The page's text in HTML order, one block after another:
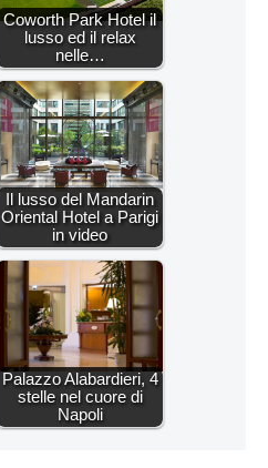
Coworth Park Hotel il
lusso ed il relax
nelle…
Il lusso del Mandarin
Oriental Hotel a Parigi
in video
Palazzo Alabardieri, 4
stelle nel cuore di
Napoli